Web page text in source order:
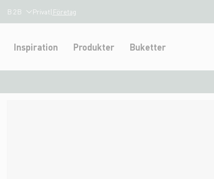
B2B Privat| Företag
Inspiration Produkter Buketter